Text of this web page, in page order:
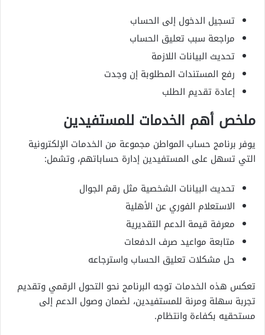
تسجيل الدخول إلى الحساب
مراجعة سبب تعليق الحساب
تحديث البيانات اللازمة
رفع المستندات المطلوبة إن وجدت
إعادة تقديم الطلب
ملخص أهم الخدمات للمستفيدين
يوفر برنامج حساب المواطن مجموعة من الخدمات الإلكترونية
التي تسهل على المستفيدين إدارة حساباتهم، وتشمل:
تحديث البيانات الشخصية مثل رقم الجوال
الاستعلام الفوري عن الأهلية
معرفة قيمة الدعم التقديرية
متابعة مواعيد صرف الدفعات
حل مشكلات تعليق الحساب واسترجاعه
تعكس هذه الخدمات توجه البرنامج نحو التحول الرقمي وتقديم
تجربة سهلة ومرنة للمستفيدين، لضمان وصول الدعم إلى
مستحقيه بكفاءة وانتظام.